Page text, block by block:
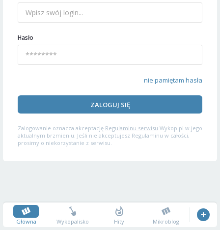
Hasło
nie pamiętam hasła
ZALOGUJ SIĘ
Zalogowanie oznacza akceptację Regulaminu serwisu Wykop.pl w jego
aktualnym brzmieniu. Jeśli nie akceptujesz Regulaminu w całości,
prosimy o niekorzystanie z serwisu.
Główna Wykopalisko Hity Mikroblog